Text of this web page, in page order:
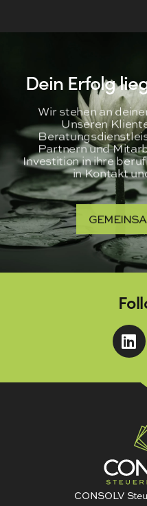
Dein Erfolg
Wir stehen an
Unseren
Partnern und
Investition in ihre
in Kontakt
CONSOLV